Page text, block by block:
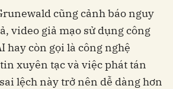
cũng cảnh báo nguy
video giả mạo sử dụng công
hay còn gọi là công nghệ
xuyên tạc và việc phát tán
lệch này trở nên dễ dàng hơn